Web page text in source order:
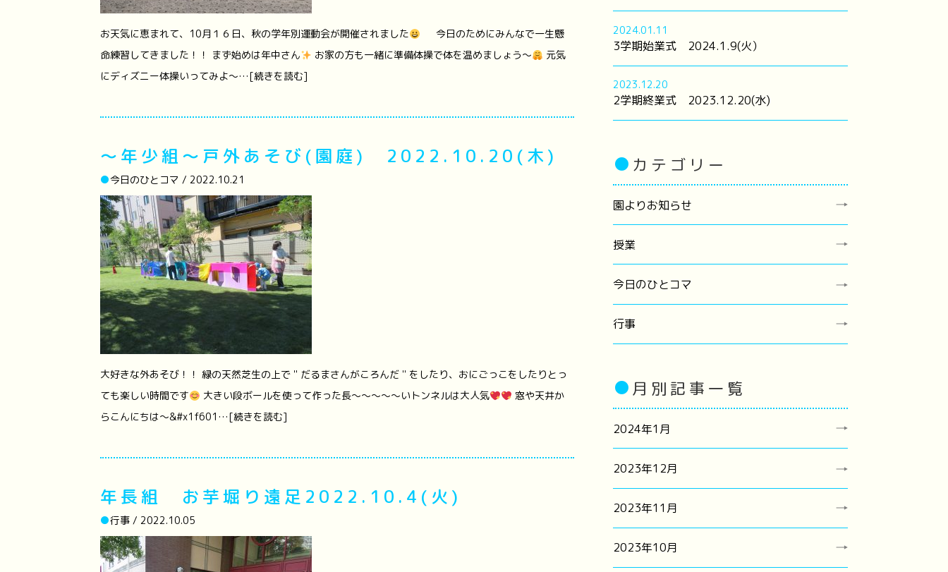
お天気に恵まれて、10月１６日、秋の学年別運動会が開催されました
今日のためにみんなで一生懸
命練習してきました！！ まず始めは年中さん
お家の方も一緒に準備体操で体を温めましょう～
元気
にディズニー体操いってみよ～…[続きを読む]
～年少組～戸外あそび(園庭) 2022.10.20(木)
●今日のひとコマ / 2022.10.21
大好きな外あそび！！ 緑の天然芝生の上で＂だるまさんがころんだ＂をしたり、おにごっこをしたりとっ
ても楽しい時間です
大きい段ボールを使って作った長～～～～～いトンネルは大人気
窓や天井か
らこんにちは～&#x1f601…[続きを読む]
年長組 お芋堀り遠足2022.10.4(火)
●行事 / 2022.10.05
2024.01.11
3学期始業式 2024.1.9(火）
2023.12.20
2学期終業式 2023.12.20(水)
● カテゴリー
園よりお知らせ
授業
今日のひとコマ
行事
● 月別記事一覧
2024年1月
2023年12月
2023年11月
2023年10月